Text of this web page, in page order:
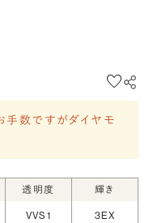
手数ですがダイヤモ
透明度 輝き
VVS1 3EX